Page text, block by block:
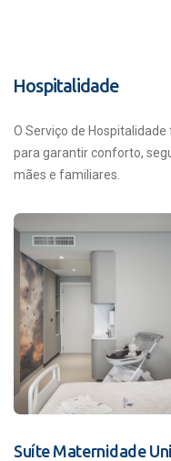
Hospitalidade
O Serviço de
para garantir conforto,
mães e familiares.
Suíte Maternidade